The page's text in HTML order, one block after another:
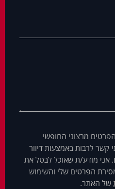
מרצוני החופשי
קשר לרבות באמצעות דיוור
אני מודע/ת שאוכל לבטל את
הפרטים שלי והשימוש
של האתר.